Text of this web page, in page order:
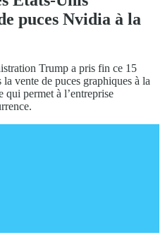
puces Nvidia à la
Trump a pris fin ce 15
vente de puces graphiques à la
qui permet à l’entreprise